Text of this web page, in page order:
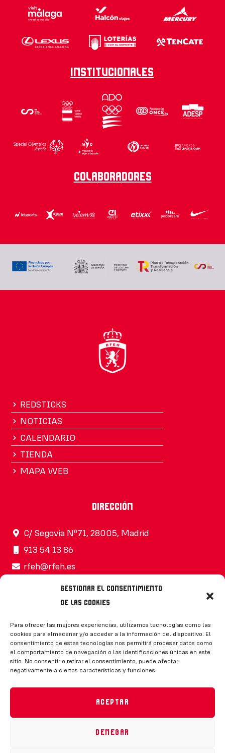
Gestionar el consentimiento
de las cookies
Para ofrecer las mejores experiencias, utilizamos tecnologías como las
cookies para almacenar y/o acceder a la información del dispositivo. El
consentimiento de estas tecnologías nos permitirá procesar datos como
el comportamiento de navegación o las identificaciones únicas en este
sitio. No consentir o retirar el consentimiento, puede afectar
negativamente a ciertas características y funciones.
Aceptar
Denegar
Institucionales
Colaboradores
REDSTICKS
NOTICIAS
CALENDARIO
TIENDA
MAPA WEB
Dirección
C/ Segovia Nº71, 28005, Madrid
913 54 13 86
rfeh@rfeh.es
Síguenos